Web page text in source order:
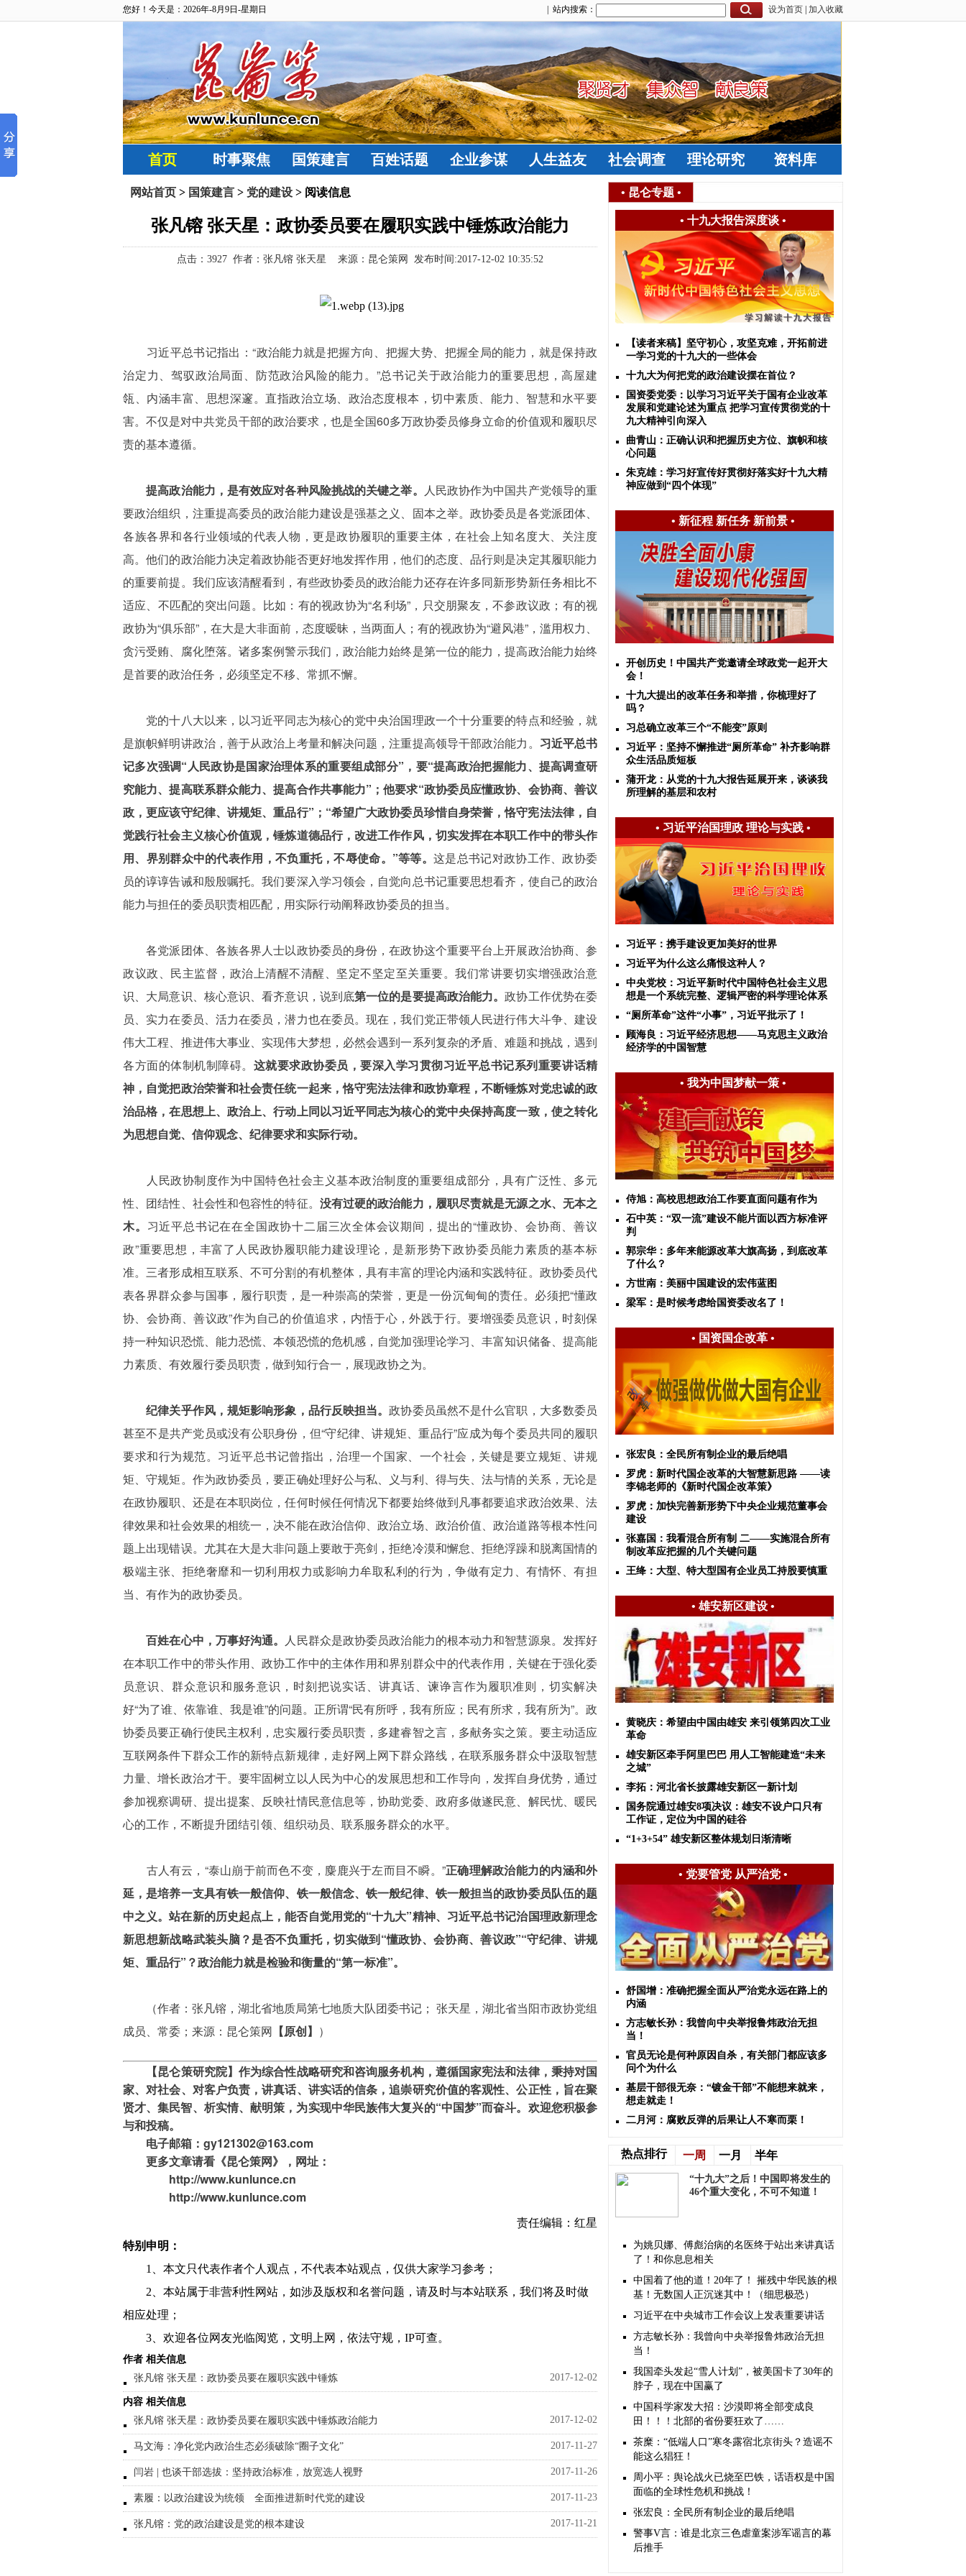
您好！今天是：2026年-8月9日-星期日 设为首页 加入收藏
| 站内搜索：
首页 时事聚焦 国策建言 百姓话题 企业参谋 人生益友 社会调查 理论研究 资料库
网站首页 > 国策建言 > 党的建设 > 阅读信息
张凡镕 张天星：政协委员要在履职实践中锤炼政治能力
点击： 3927 作者：张凡镕 张天星 来源：昆仑策网 发布时间:2017-12-02 10:35:52
习近平总书记指出：“政治能力就是把握方向、把握大势、把握全局的能力，就是保持政
治定力、驾驭政治局面、防范政治风险的能力。”总书记关于政治能力的重要思想，高屋建
瓴、内涵丰富、思想深邃。直指政治立场、政治态度根本，切中素质、能力、智慧和水平要
害。不仅是对中共党员干部的政治要求，也是全国60多万政协委员修身立命的价值观和履职尽
责的基本遵循。
提高政治能力，是有效应对各种风险挑战的关键之举。 人民政协作为中国共产党领导的重
要政治组织，注重提高委员的政治能力建设是强基之义、固本之举。政协委员是各党派团体、
各族各界和各行业领域的代表人物，更是政协履职的重要主体，在社会上知名度大、关注度
高。他们的政治能力决定着政协能否更好地发挥作用，他们的态度、品行则是决定其履职能力
的重要前提。我们应该清醒看到，有些政协委员的政治能力还存在许多同新形势新任务相比不
适应、不匹配的突出问题。比如：有的视政协为“名利场”，只交朋聚友，不参政议政；有的视
政协为“俱乐部”，在大是大非面前，态度暧昧，当两面人；有的视政协为“避风港”，滥用权力、
贪污受贿、腐化堕落。诸多案例警示我们，政治能力始终是第一位的能力，提高政治能力始终
是首要的政治任务，必须坚定不移、常抓不懈。
党的十八大以来，以习近平同志为核心的党中央治国理政一个十分重要的特点和经验，就
是旗帜鲜明讲政治，善于从政治上考量和解决问题，注重提高领导干部政治能力。 习近平总书
记多次强调“人民政协是国家治理体系的重要组成部分”，要“提高政治把握能力、提高调查研
究能力、提高联系群众能力、提高合作共事能力”；他要求“政协委员应懂政协、会协商、善议
政，更应该守纪律、讲规矩、重品行”；“希望广大政协委员珍惜自身荣誉，恪守宪法法律，自
觉践行社会主义核心价值观，锤炼道德品行，改进工作作风，切实发挥在本职工作中的带头作
用、界别群众中的代表作用，不负重托，不辱使命。”等等。这是总书记对政协工作、政协委
员的谆谆告诫和殷殷嘱托。我们要深入学习领会，自觉向总书记重要思想看齐，使自己的政治
能力与担任的委员职责相匹配，用实际行动阐释政协委员的担当。
各党派团体、各族各界人士以政协委员的身份，在政协这个重要平台上开展政治协商、参
政议政、民主监督，政治上清醒不清醒、坚定不坚定至关重要。我们常讲要切实增强政治意
识、大局意识、核心意识、看齐意识，说到底第一位的是要提高政治能力。政协工作优势在委
员、实力在委员、活力在委员，潜力也在委员。现在，我们党正带领人民进行伟大斗争、建设
伟大工程、推进伟大事业、实现伟大梦想，必然会遇到一系列复杂的矛盾、难题和挑战，遇到
各方面的体制机制障碍。 这就要求政协委员，要深入学习贯彻习近平总书记系列重要讲话精
神，自觉把政治荣誉和社会责任统一起来，恪守宪法法律和政协章程，不断锤炼对党忠诚的政
治品格，在思想上、政治上、行动上同以习近平同志为核心的党中央保持高度一致，使之转化
为思想自觉、信仰观念、纪律要求和实际行动。
人民政协制度作为中国特色社会主义基本政治制度的重要组成部分，具有广泛性、多元
性、团结性、社会性和包容性的特征。 没有过硬的政治能力，履职尽责就是无源之水、无本之
木。 习近平总书记在在全国政协十二届三次全体会议期间，提出的“懂政协、会协商、善议
政”重要思想，丰富了人民政协履职能力建设理论，是新形势下政协委员能力素质的基本标
准。三者形成相互联系、不可分割的有机整体，具有丰富的理论内涵和实践特征。政协委员代
表各界群众参与国事，履行职责，是一种崇高的荣誉，更是一份沉甸甸的责任。必须把“懂政
协、会协商、善议政”作为自己的价值追求，内悟于心，外践于行。要增强委员意识，时刻保
持一种知识恐慌、能力恐慌、本领恐慌的危机感，自觉加强理论学习、丰富知识储备、提高能
力素质、有效履行委员职责，做到知行合一，展现政协之为。
纪律关乎作风，规矩影响形象，品行反映担当。政协委员虽然不是什么官职，大多数委员
甚至不是共产党员或没有公职身份，但“守纪律、讲规矩、重品行”应成为每个委员共同的履职
要求和行为规范。习近平总书记曾指出，治理一个国家、一个社会，关键是要立规矩、讲规
矩、守规矩。作为政协委员，要正确处理好公与私、义与利、得与失、法与情的关系，无论是
在政协履职、还是在本职岗位，任何时候任何情况下都要始终做到凡事都要追求政治效果、法
律效果和社会效果的相统一，决不能在政治信仰、政治立场、政治价值、政治道路等根本性问
题上出现错误。尤其在大是大非问题上要敢于亮剑，拒绝冷漠和懈怠、拒绝浮躁和脱离国情的
极端主张、拒绝奢靡和一切利用权力或影响力牟取私利的行为，争做有定力、有情怀、有担
当、有作为的政协委员。
百姓在心中，万事好沟通。 人民群众是政协委员政治能力的根本动力和智慧源泉。发挥好
在本职工作中的带头作用、政协工作中的主体作用和界别群众中的代表作用，关键在于强化委
员意识、群众意识和服务意识，时刻把说实话、讲真话、谏诤言作为履职准则，切实解决
好“为了谁、依靠谁、我是谁”的问题。正所谓“民有所呼，我有所应；民有所求，我有所为”。政
协委员要正确行使民主权利，忠实履行委员职责，多建睿智之言，多献务实之策。要主动适应
互联网条件下群众工作的新特点新规律，走好网上网下群众路线，在联系服务群众中汲取智慧
力量、增长政治才干。要牢固树立以人民为中心的发展思想和工作导向，发挥自身优势，通过
参加视察调研、提出提案、反映社情民意信息等，协助党委、政府多做遂民意、解民忧、暖民
心的工作，不断提升团结引领、组织动员、联系服务群众的水平。
古人有云，“泰山崩于前而色不变，麋鹿兴于左而目不瞬。”正确理解政治能力的内涵和外
延，是培养一支具有铁一般信仰、铁一般信念、铁一般纪律、铁一般担当的政协委员队伍的题
中之义。站在新的历史起点上，能否自觉用党的“十九大”精神、习近平总书记治国理政新理念
新思想新战略武装头脑？是否不负重托，切实做到“懂政协、会协商、善议政”“守纪律、讲规
矩、重品行”？政治能力就是检验和衡量的“第一标准”。
（作者：张凡镕，湖北省地质局第七地质大队团委书记； 张天星，湖北省当阳市政协党组
成员、常委； 来源：昆仑策网 【原创】 ）
【昆仑策研究院】作为综合性战略研究和咨询服务机构，遵循国家宪法和法律，秉持对国
家、对社会、对客户负责，讲真话、讲实话的信条，追崇研究价值的客观性、公正性，旨在聚
贤才、集民智、析实情、献明策，为实现中华民族伟大复兴的“中国梦”而奋斗。欢迎您积极参
与和投稿。
电子邮箱：gy121302@163.com
更多文章请看《昆仑策网》， 网址：
http://www.kunlunce.cn
http://www.kunlunce.com
责任编辑：红星
特别申明：
1、本文只代表作者个人观点，不代表本站观点，仅供大家学习参考；
2、本站属于非营利性网站，如涉及版权和名誉问题，请及时与本站联系，我们将及时做
相应处理；
3、欢迎各位网友光临阅览，文明上网，依法守规，IP可查。
作者 相关信息
张凡镕 张天星：政协委员要在履职实践中锤炼
2017-12-02
内容 相关信息
张凡镕 张天星：政协委员要在履职实践中锤炼政治能力
2017-12-02
马文海：净化党内政治生态必须破除“圈子文化” 2017-11-27
闫岩 | 也谈干部选拔：坚持政治标准，放宽选人视野 2017-11-26
素履：以政治建设为统领 全面推进新时代党的建设 2017-11-23
张凡镕：党的政治建设是党的根本建设 2017-11-21
• 昆仑专题 •
• 十九大报告深度谈•
【读者来稿】坚守初心，攻坚克难，开拓前进
一学习党的十九大的一些体会
十九大为何把党的政治建设摆在首位？
国资委党委：以学习习近平关于国有企业改革
发展和党建论述为重点 把学习宣传贯彻党的十
九大精神引向深入
曲青山：正确认识和把握历史方位、旗帜和核
心问题
朱克雄：学习好宣传好贯彻好落实好十九大精
神应做到“四个体现”
• 新征程 新任务 新前景•
开创历史！中国共产党邀请全球政党一起开大
会！
十九大提出的改革任务和举措，你梳理好了
吗？
习总确立改革三个“不能变”原则
习近平：坚持不懈推进“厕所革命” 补齐影响群
众生活品质短板
蒲开龙：从党的十九大报告延展开来，谈谈我
所理解的基层和农村
• 习近平治国理政 理论与实践•
习近平：携手建设更加美好的世界
习近平为什么这么痛恨这种人？
中央党校：习近平新时代中国特色社会主义思
想是一个系统完整、逻辑严密的科学理论体系
“厕所革命”这件“小事”，习近平批示了！
顾海良：习近平经济思想——马克思主义政治
经济学的中国智慧
• 我为中国梦献一策•
侍旭：高校思想政治工作要直面问题有作为
石中英：“双一流”建设不能片面以西方标准评
判
郭宗华：多年来能源改革大旗高扬，到底改革
了什么？
方世南：美丽中国建设的宏伟蓝图
梁军：是时候考虑给国资委改名了！
• 国资国企改革•
张宏良：全民所有制企业的最后绝唱
罗虎：新时代国企改革的大智慧新思路 ——读
李锦老师的《新时代国企改革策》
罗虎：加快完善新形势下中央企业规范董事会
建设
张嘉国：我看混合所有制 二——实施混合所有
制改革应把握的几个关键问题
王绛：大型、特大型国有企业员工持股要慎重
• 雄安新区建设•
黄晓庆：希望由中国由雄安 来引领第四次工业
革命
雄安新区牵手阿里巴巴 用人工智能建造“未来
之城”
李拓：河北省长披露雄安新区一新计划
国务院通过雄安8项决议：雄安不设户口只有
工作证，定位为中国的硅谷
“1+3+54” 雄安新区整体规划日渐清晰
• 党要管党 从严治党•
舒国增：准确把握全面从严治党永远在路上的
内涵
方志敏长孙：我曾向中央举报鲁炜政治无担
当！
官员无论是何种原因自杀，有关部门都应该多
问个为什么
基层干部很无奈：“镀金干部”不能想来就来，
想走就走！
二月河：腐败反弹的后果让人不寒而栗！
热点排行 一周 一月 半年
“十九大”之后！中国即将发生的
46个重大变化，不可不知道！
为姚贝娜、傅彪治病的名医终于站出来讲真话
了！和你息息相关
中国着了他的道！20年了！ 摧残中华民族的根
基！无数国人正沉迷其中！（细思极恐）
习近平在中央城市工作会议上发表重要讲话
方志敏长孙：我曾向中央举报鲁炜政治无担
当！
我国牵头发起“雪人计划”，被美国卡了30年的
脖子，现在中国赢了
中国科学家发大招：沙漠即将全部变成良
田！！！北部的省份要狂欢了……
茶糜：“低端人口”寒冬露宿北京街头？造谣不
能这么猖狂！
周小平：舆论战火已烧至巴铁，话语权是中国
面临的全球性危机和挑战！
张宏良：全民所有制企业的最后绝唱
警事V言：谁是北京三色虐童案涉军谣言的幕
后推手